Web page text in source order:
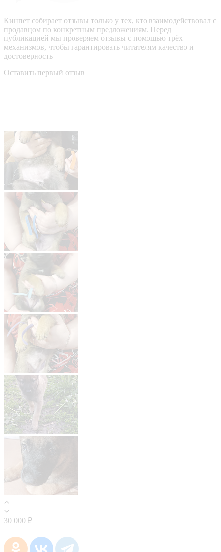
Кинпет собирает отзывы только у тех, кто взаимодействовал с
продавцом по конкретным предложениям. Перед
публикацией мы проверяем отзывы с помощью трёх
механизмов, чтобы гарантировать читателям качество и
достоверность
Оставить первый отзыв
30 000 ₽